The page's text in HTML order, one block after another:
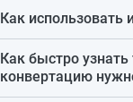
На текущий момент
Данные меняются
новых курсов ЦБ
Как использовать
Интерактивный
динамику
оценить тенденции.
Как быстро
конвертацию